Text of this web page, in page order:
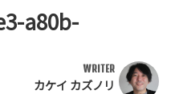
a80b-
WRITER
カケイ カズノリ